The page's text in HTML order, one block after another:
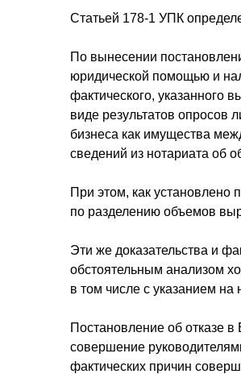
Статьей 178-1 УПК
По вынесении
юридической помощью и
фактического, указанного
виде результатов опросов
бизнеса как имущества
сведений из нотариата об
При этом, как установлено
по разделению объемов
Эти же доказательства и
обстоятельным анализом
в том числе с указанием на
Постановление об отказе
совершение
фактических причин